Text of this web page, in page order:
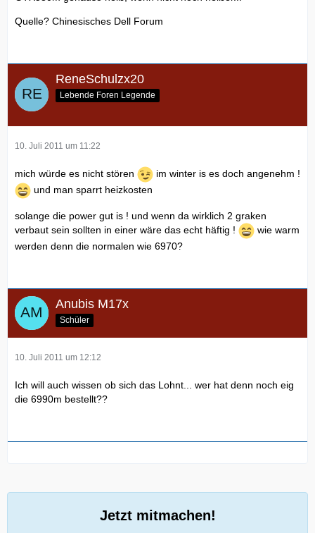
Quelle? Chinesisches Dell Forum
ReneSchulzx20
Lebende Foren Legende
10. Juli 2011 um 11:22
mich würde es nicht stören
im winter is es doch angenehm !
und man sparrt heizkosten
solange die power gut is ! und wenn da wirklich 2 graken
verbaut sein sollten in einer wäre das echt häftig !
wie warm
werden denn die normalen wie 6970?
Anubis M17x
Schüler
10. Juli 2011 um 12:12
Ich will auch wissen ob sich das Lohnt... wer hat denn noch eig
die 6990m bestellt??
Jetzt mitmachen!